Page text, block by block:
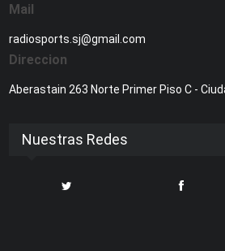
Mail
radiosports.sj@gmail.com
Direccion
Aberastain 263 Norte Primer Piso C -
Nuestras Redes